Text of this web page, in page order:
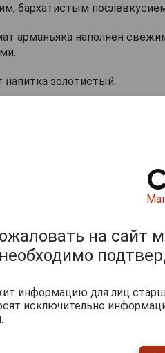
бархатистым
арманьяка наполнен
напитка золотистый.
на сайт
информацию для лиц
исключительно